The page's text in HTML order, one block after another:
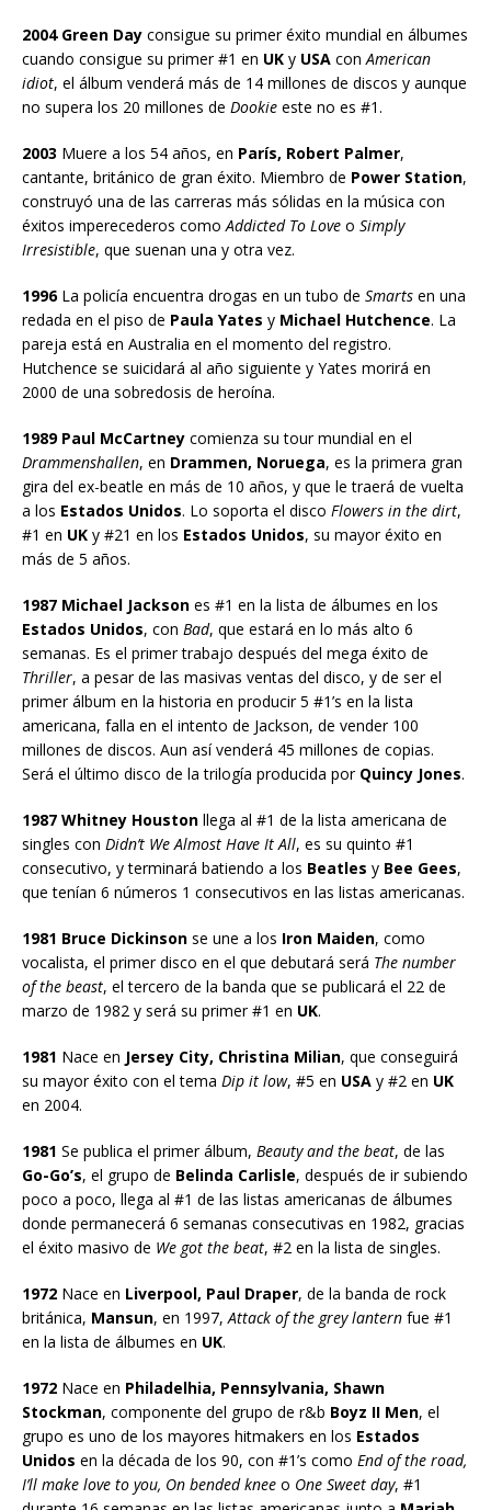
2004 Green Day consigue su primer éxito mundial en álbumes
cuando consigue su primer #1 en UK y USA con American
idiot, el álbum venderá más de 14 millones de discos y aunque
no supera los 20 millones de Dookie este no es #1.
2003 Muere a los 54 años, en París, Robert Palmer,
cantante, británico de gran éxito. Miembro de Power Station,
construyó una de las carreras más sólidas en la música con
éxitos imperecederos como Addicted To Love o Simply
Irresistible, que suenan una y otra vez.
1996La policía encuentra drogas en un tubo de Smarts en una
redada en el piso de Paula Yates y Michael Hutchence. La
pareja está en Australia en el momento del registro.
Hutchence se suicidará al año siguiente y Yates morirá en
2000 de una sobredosis de heroína.
1989 Paul McCartney comienza su tour mundial en el
Drammenshallen, en Drammen, Noruega, es la primera gran
gira del ex-beatle en más de 10 años, y que le traerá de vuelta
a los Estados Unidos. Lo soporta el disco Flowers in the dirt,
#1 en UK y #21 en los Estados Unidos, su mayor éxito en
más de 5 años.
1987 Michael Jackson es #1 en la lista de álbumes en los
Estados Unidos, con Bad, que estará en lo más alto 6
semanas. Es el primer trabajo después del mega éxito de
Thriller, a pesar de las masivas ventas del disco, y de ser el
primer álbum en la historia en producir 5 #1’s en la lista
americana, falla en el intento de Jackson, de vender 100
millones de discos. Aun así venderá 45 millones de copias.
Será el último disco de la trilogía producida por Quincy Jones.
1987 Whitney Houston llega al #1 de la lista americana de
singles con Didn’t We Almost Have It All, es su quinto #1
consecutivo, y terminará batiendo a los Beatles y Bee Gees,
que tenían 6 números 1 consecutivos en las listas americanas.
1981 Bruce Dickinson se une a los Iron Maiden, como
vocalista, el primer disco en el que debutará será The number
of the beast, el tercero de la banda que se publicará el 22 de
marzo de 1982 y será su primer #1 en UK.
1981 Nace en Jersey City, Christina Milian, que conseguirá
su mayor éxito con el tema Dip it low, #5 en USA y #2 en UK
en 2004.
1981 Se publica el primer álbum, Beauty and the beat, de las
Go-Go’s, el grupo de Belinda Carlisle, después de ir subiendo
poco a poco, llega al #1 de las listas americanas de álbumes
donde permanecerá 6 semanas consecutivas en 1982, gracias
el éxito masivo de We got the beat, #2 en la lista de singles.
1972 Nace en Liverpool, Paul Draper, de la banda de rock
británica, Mansun, en 1997, Attack of the grey lantern fue #1
en la lista de álbumes en UK.
1972 Nace en Philadelhia, Pennsylvania, Shawn
Stockman, componente del grupo de r&b Boyz II Men, el
grupo es uno de los mayores hitmakers en los Estados
Unidos en la década de los 90, con #1’s como End of the road,
I’ll make love to you, On bended knee o One Sweet day, #1